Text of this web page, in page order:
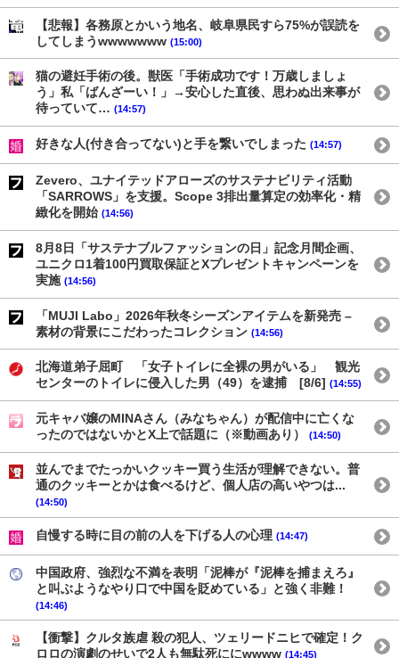
【悲報】各務原とかいう地名、岐阜県民すら75%が誤読を
してしまうwwwwwww (15:00)
猫の避妊手術の後。獣医「手術成功です！万歳しましょ
う」私「ばんざーい！」→安心した直後、思わぬ出来事が
待っていて… (14:57)
好きな人(付き合ってない)と手を繋いでしまった (14:57)
Zevero、ユナイテッドアローズのサステナビリティ活動
「SARROWS」を支援。Scope 3排出量算定の効率化・精
緻化を開始 (14:56)
8月8日「サステナブルファッションの日」記念月間企画、
ユニクロ1着100円買取保証とXプレゼントキャンペーンを
実施 (14:56)
「MUJI Labo」2026年秋冬シーズンアイテムを新発売 –
素材の背景にこだわったコレクション (14:56)
北海道弟子屈町 「女子トイレに全裸の男がいる」 観光
センターのトイレに侵入した男（49）を逮捕 [8/6] (14:55)
元キャバ嬢のMINAさん（みなちゃん）が配信中に亡くな
ったのではないかとX上で話題に（※動画あり）
(14:50)
並んでまでたっかいクッキー買う生活が理解できない。普
通のクッキーとかは食べるけど、個人店の高いやつは...
(14:50)
自慢する時に目の前の人を下げる人の心理 (14:47)
中国政府、強烈な不満を表明「泥棒が『泥棒を捕まえろ』
と叫ぶようなやり口で中国を貶めている」と強く非難！
(14:46)
【衝撃】クルタ族虐 殺の犯人、ツェリードニヒで確定！ク
ロロの演劇のせいで2人も無駄死ににwwww (14:45)